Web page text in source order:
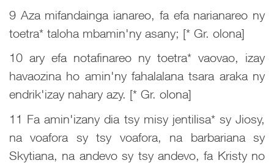
9 Aza mifandainga ianareo, fa efa narianareo ny
toetra* taloha mbamin'ny asany; [* Gr. olona]
10 ary efa notafinareo ny toetra* vaovao, izay
havaozina ho amin'ny fahalalana tsara araka ny
endrik'izay nahary azy. [* Gr. olona]
11 Fa amin'izany dia tsy misy jentilisa* sy Jiosy,
na voafora sy tsy voafora, na barbariana sy
Skytiana, na andevo sy tsy andevo, fa Kristy no